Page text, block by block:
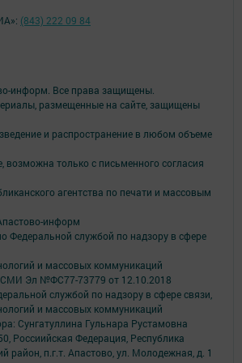
информ. Все права защищены.
размещенные на сайте, защищены
и распространение в любом объеме
возможна только с письменного согласия
агентства по печати и массовым
информ
Федеральной службой по надзору в сфере
и массовых коммуникаций
СМИ Эл №ФС77-73779 от 12.10.2018
службой по надзору в сфере связи,
и массовых коммуникаций
Сунгатуллина Гульнара Рустамовна
Россиийская Федерация, Республика
район, п.г.т. Апастово, ул. Молодежная, д. 1
(843) 222 09 84